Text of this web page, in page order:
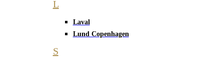
L
Laval
Lund Copenhagen
S